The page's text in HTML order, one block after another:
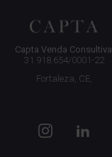
Capta Venda Consultiva.
31.918.654/0001-22
Fortaleza, CE,